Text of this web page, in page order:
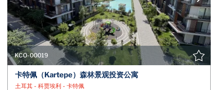
KCO-00019
卡特佩（Kartepe）森林景观投资公寓
土耳其 - 科贾埃利 - 卡特佩